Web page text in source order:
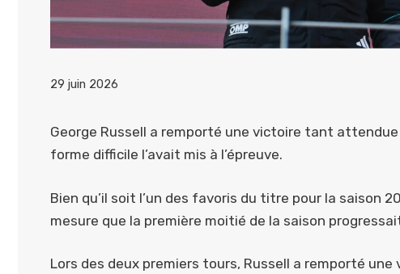
29 juin 2026
George Russell a remporté une victoire tant
forme difficile l’avait mis à l’épreuve.
Bien qu’il soit l’un des favoris du titre pour la saison
mesure que la première moitié de la saison
Lors des deux premiers tours, Russell a remporté